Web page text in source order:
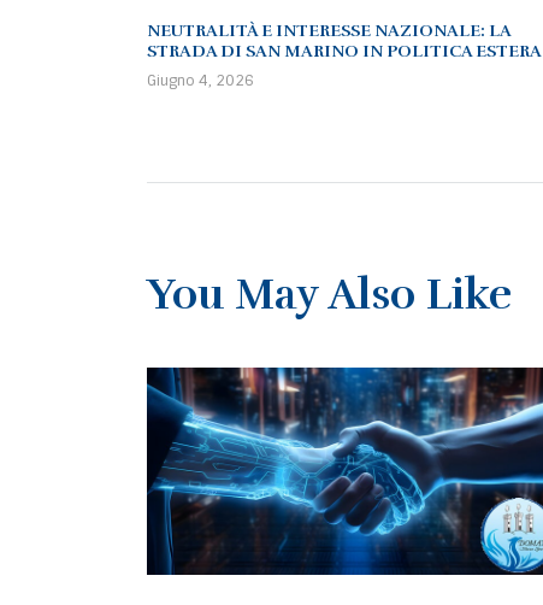
NEUTRALITÀ E INTERESSE NAZIONALE: LA
STRADA DI SAN MARINO IN POLITICA ESTERA
Giugno 4, 2026
You May Also Like